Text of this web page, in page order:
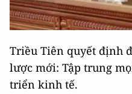
Triều Tiên quyết định
lược mới: Tập trung
triển kinh tế.